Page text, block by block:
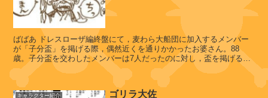
ジ
ャ
ッ
ジ
ばばあ ドレスローザ編終盤にて，麦わら大船団に加入するメンバー
が「子分盃」を掲げる際，偶然近くを通りかかったお婆さん。88
歳。子分盃を交わしたメンバーは7人だったのに対し，盃を掲げる
「ばばっ」の音の吹き出しが8つあっ...
キャラクター紹介 ゴリラ大佐